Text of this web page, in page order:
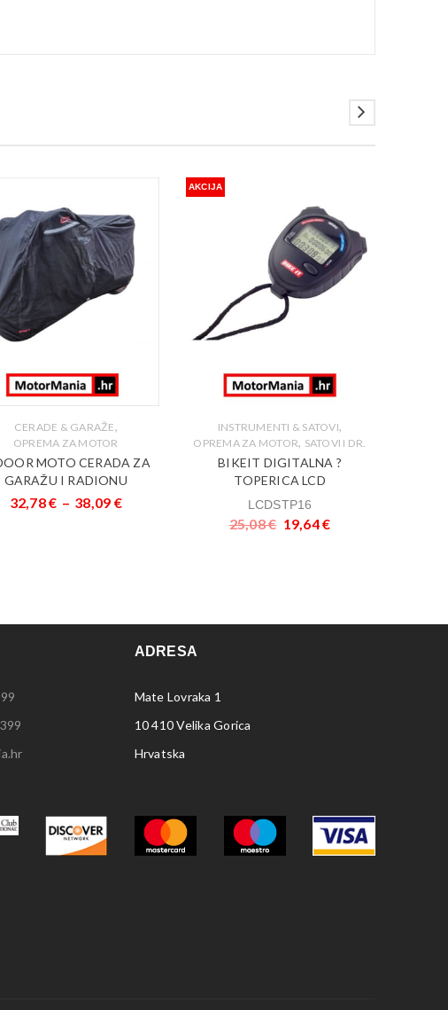
CERADE & GARAŽE,
OPREMA ZA MOTOR
MOTO CERADA ZA
GARAŽU I RADIONU
32,78€ – 38,09 €
AKCIJA
INSTRUMENTI & SATOVI,
OPREMA ZA MOTOR, SATOVI I DR.
BIKEIT DIGITALNA ?
TOPERICA LCD
LCDSTP16
25,08€ 19,64€
ADRESA
Mate Lovraka 1
10 410 Velika Gorica
Hrvatska